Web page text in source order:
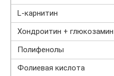
L-карнитин
Хондроитин + глюкозамин
Полифенолы
Фолиевая кислота